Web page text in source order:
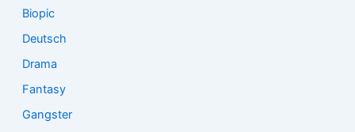
Biopic
Deutsch
Drama
Fantasy
Gangster